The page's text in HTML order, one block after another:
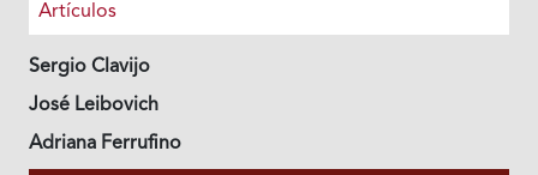
Artículos
Sergio Clavijo
José Leibovich
Adriana Ferrufino